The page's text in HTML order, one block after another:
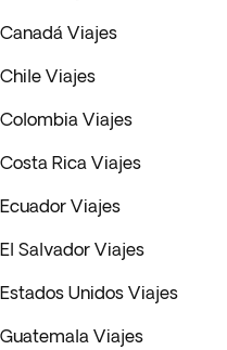
Canadá Viajes
Chile Viajes
Colombia Viajes
Costa Rica Viajes
Ecuador Viajes
El Salvador Viajes
Estados Unidos Viajes
Guatemala Viajes